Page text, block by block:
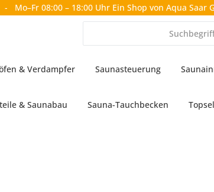
- Mo–Fr 08:00 – 18:00 Uhr Ein Shop von Aqua Saar
& Verdampfer Saunasteuerung
& Saunabau Sauna-Tauchbecken